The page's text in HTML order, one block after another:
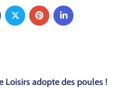
Loisirs adopte des poules !